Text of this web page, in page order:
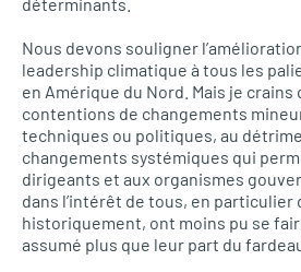
déterminants.
Nous devons souligner
leadership climatique à tous les
en Amérique du Nord. Mais je crains
contentions de changements
techniques ou politiques, au
changements systémiques qui
dirigeants et aux organismes
dans l’intérêt de tous, en particulier
historiquement, ont moins pu se
assumé plus que leur part du